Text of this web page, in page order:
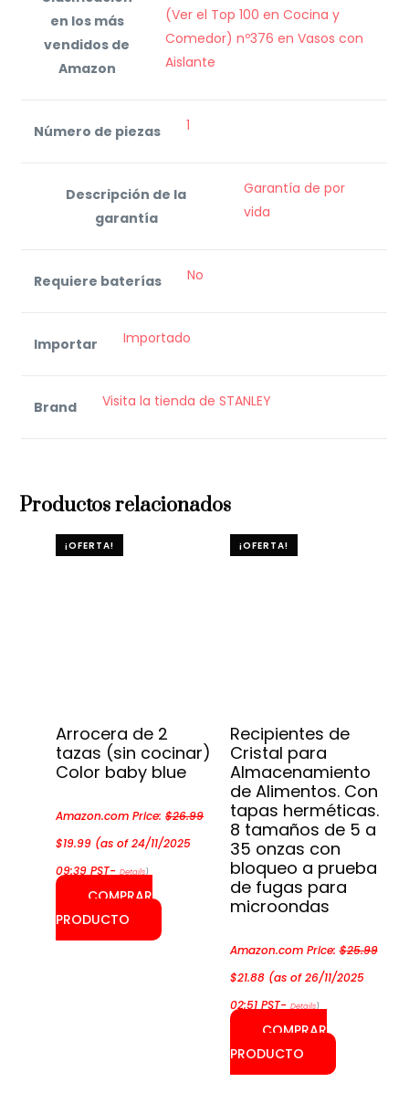
en los más
vendidos de
Amazon
(Ver el Top 100 en Cocina y
Comedor) nº376 en Vasos con
Aislante
Número de piezas ‎1
Descripción de la
garantía
Garantía de por
vida
Requiere baterías ‎No
Importar Importado
Brand Visita la tienda de STANLEY
Productos relacionados
¡OFERTA!
Arrocera de 2
tazas (sin cocinar)
Color baby blue
Amazon.com Price:$26.99
precio
original
era:
$26.99.
$19.99
El
precio
actual
$19.99.
(as of 24/11/2025
09:39 PST-Details)
COMPRAR
PRODUCTO
¡OFERTA!
Recipientes de
Cristal para
Almacenamiento
de Alimentos. Con
tapas herméticas.
8 tamaños de 5 a
35 onzas con
bloqueo a prueba
de fugas para
microondas
Amazon.com Price:$25.99
precio
original
era:
$25.99.
$21.88precio
actual
$21.88.
(as of 26/11/2025
02:51 PST- Details)
COMPRAR
PRODUCTO